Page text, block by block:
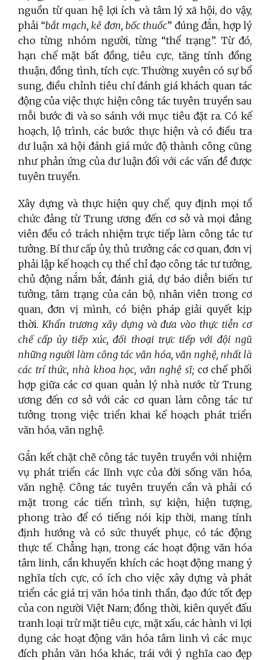
nguồn từ quan hệ lợi ích và tâm lý xã hội, do vậy,
phải “bắt mạch, kê đơn, bốc thuốc” đúng đắn, hợp lý
cho từng nhóm người, từng “thể trạng”. Từ đó,
hạn chế mặt bất đồng, tiêu cực, tăng tính đồng
thuận, đồng tình, tích cực. Thường xuyên có sự bổ
sung, điều chỉnh tiêu chí đánh giá khách quan tác
động của việc thực hiện công tác tuyên truyền sau
mỗi bước đi và so sánh với mục tiêu đặt ra. Có kế
hoạch, lộ trình, các bước thực hiện và có điều tra
dư luận xã hội đánh giá mức độ thành công cũng
như phản ứng của dư luận đối với các vấn đề được
tuyên truyền.
Xây dựng và thực hiện quy chế, quy định mọi tổ
chức đảng từ Trung ương đến cơ sở và mọi đảng
viên đều có trách nhiệm trực tiếp làm công tác tư
tưởng. Bí thư cấp ủy, thủ trưởng các cơ quan, đơn vị
phải lập kế hoạch cụ thể chỉ đạo công tác tư tưởng,
chủ động nắm bắt, đánh giá, dự báo diễn biến tư
tưởng, tâm trạng của cán bộ, nhân viên trong cơ
quan, đơn vị mình, có biện pháp giải quyết kịp
thời. Khẩn trương xây dựng và đưa vào thực tiễn cơ
chế cấp ủy tiếp xúc, đối thoại trực tiếp với đội ngũ
những người làm công tác văn hóa, văn nghệ, nhất là
các trí thức, nhà khoa học, văn nghệ sĩ; cơ chế phối
hợp giữa các cơ quan quản lý nhà nước từ Trung
ương đến cơ sở với các cơ quan làm công tác tư
tưởng trong việc triển khai kế hoạch phát triển
văn hóa, văn nghệ.
Gắn kết chặt chẽ công tác tuyên truyền với nhiệm
vụ phát triển các lĩnh vực của đời sống văn hóa,
văn nghệ. Công tác tuyên truyền cần và phải có
mặt trong các tiến trình, sự kiện, hiện tượng,
phong trào để có tiếng nói kịp thời, mang tính
định hướng và có sức thuyết phục, có tác động
thực tế. Chẳng hạn, trong các hoạt động văn hóa
tâm linh, cần khuyến khích các hoạt động mang ý
nghĩa tích cực, có ích cho việc xây dựng và phát
triển các giá trị văn hóa tinh thần, đạo đức tốt đẹp
của con người Việt Nam; đồng thời, kiên quyết đấu
tranh loại trừ mặt tiêu cực, mặt xấu, các hành vi lợi
dụng các hoạt động văn hóa tâm linh vì các mục
đích phản văn hóa khác, trái với ý nghĩa cao đẹp